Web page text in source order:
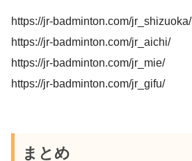
https://jr-badminton.com/jr_shizuoka/
https://jr-badminton.com/jr_aichi/
https://jr-badminton.com/jr_mie/
https://jr-badminton.com/jr_gifu/
まとめ